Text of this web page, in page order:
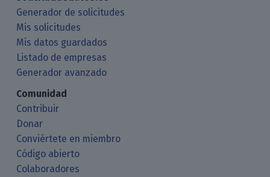
Generador de solicitudes
Mis solicitudes
Mis datos guardados
Listado de empresas
Generador avanzado
Comunidad
Contribuir
Donar
Conviértete en miembro
Código abierto
Colaboradores